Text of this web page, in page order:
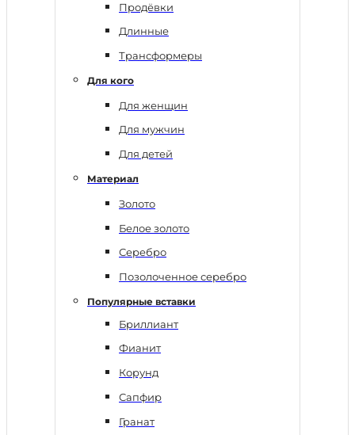
Продёвки
Длинные
Трансформеры
Для кого
Для женщин
Для мужчин
Для детей
Материал
Золото
Белое золото
Серебро
Позолоченное серебро
Популярные вставки
Бриллиант
Фианит
Корунд
Сапфир
Гранат